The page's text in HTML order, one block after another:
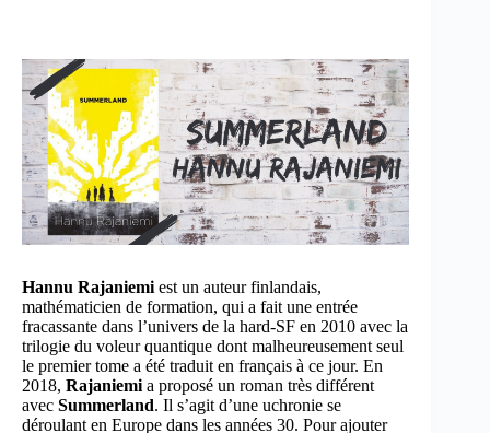
Hannu Rajaniemiest un auteur finlandais,
mathématicien de formation, qui a fait une entrée
fracassante dans l’univers de la hard-SF en 2010 avec la
trilogie du voleur quantique dont malheureusement seul
le premier tome a été traduit en français à ce jour. En
2018, Rajaniemia proposé un roman très différent
avec Summerland. Il s’agit d’une uchronie se
déroulant en Europe dans les années 30. Pour ajouter